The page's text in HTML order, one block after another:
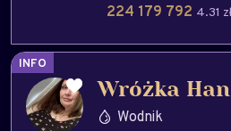
224 179 792 4.31
INFO
Wróżka
Wodnik